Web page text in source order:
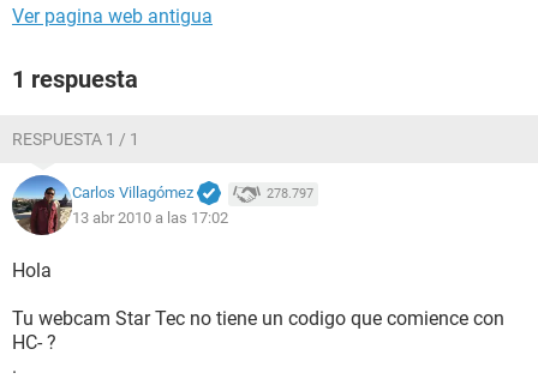
Ver pagina web antigua
1 respuesta
RESPUESTA 1 / 1
Carlos Villagómez 278.797
13 abr 2010 a las 17:02
Hola
Tu webcam Star Tec no tiene un codigo que comience con
HC- ?
.